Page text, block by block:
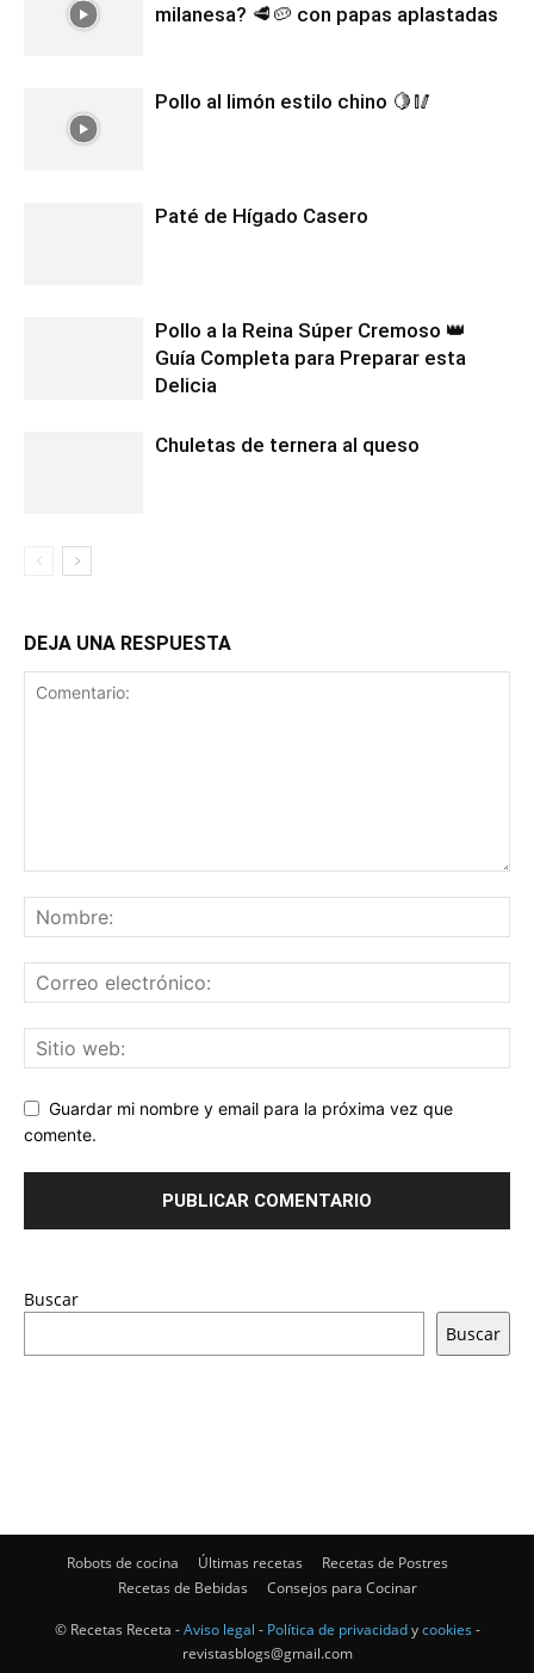
milanesa? 🥩🥔 con papas aplastadas
Pollo al limón estilo chino 🍋🥢
Paté de Hígado Casero
Pollo a la Reina Súper Cremoso 👑
Guía Completa para Preparar esta
Delicia
Chuletas de ternera al queso
DEJA UNA RESPUESTA
Guardar mi nombre y email para la próxima vez que
comente.
Buscar
Buscar
Robots de cocina Últimas recetas
Recetas de Postres
Recetas de Bebidas
Consejos para Cocinar
© Recetas Receta -Aviso legal - Política de privacidadycookies -
revistasblogs@gmail.com